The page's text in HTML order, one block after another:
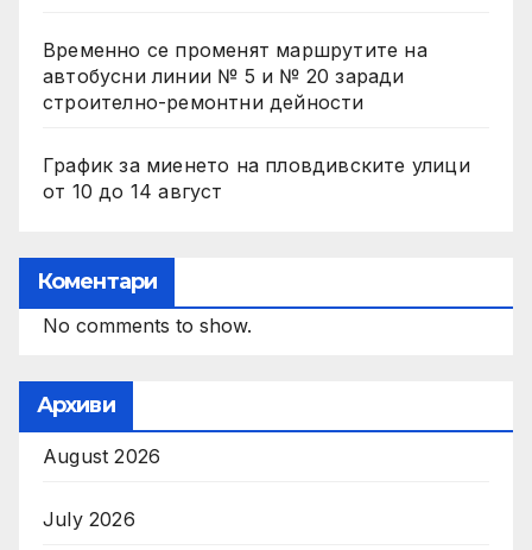
Временно се променят маршрутите на
автобусни линии № 5 и № 20 заради
строително-ремонтни дейности
График за миенето на пловдивските улици
от 10 до 14 август
Коментари
No comments to show.
Архиви
August 2026
July 2026